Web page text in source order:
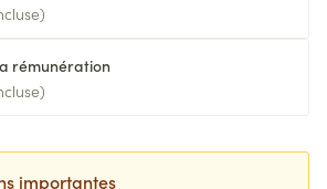
rémunération
importantes